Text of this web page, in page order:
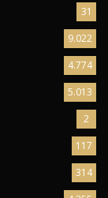
31
9.022
4.774
5.013
2
117
314